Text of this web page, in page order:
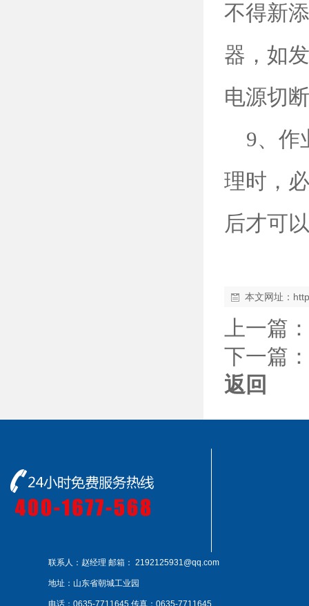
不得新
器，如
电源切
9、作
理时，
后才可
本文网址：
上一篇：
下一篇：
返回
联系人：赵经理 邮箱： 2192125931@qq.com
地址：山东省朝城工业园
电话：0635-7711645 传真：0635-7711645